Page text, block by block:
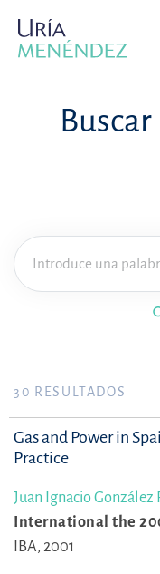
Filtrar
Área de práctica
30 RESULTADOS
Gas and Power in
Practice
Juan Ignacio González
International the
IBA, 2001